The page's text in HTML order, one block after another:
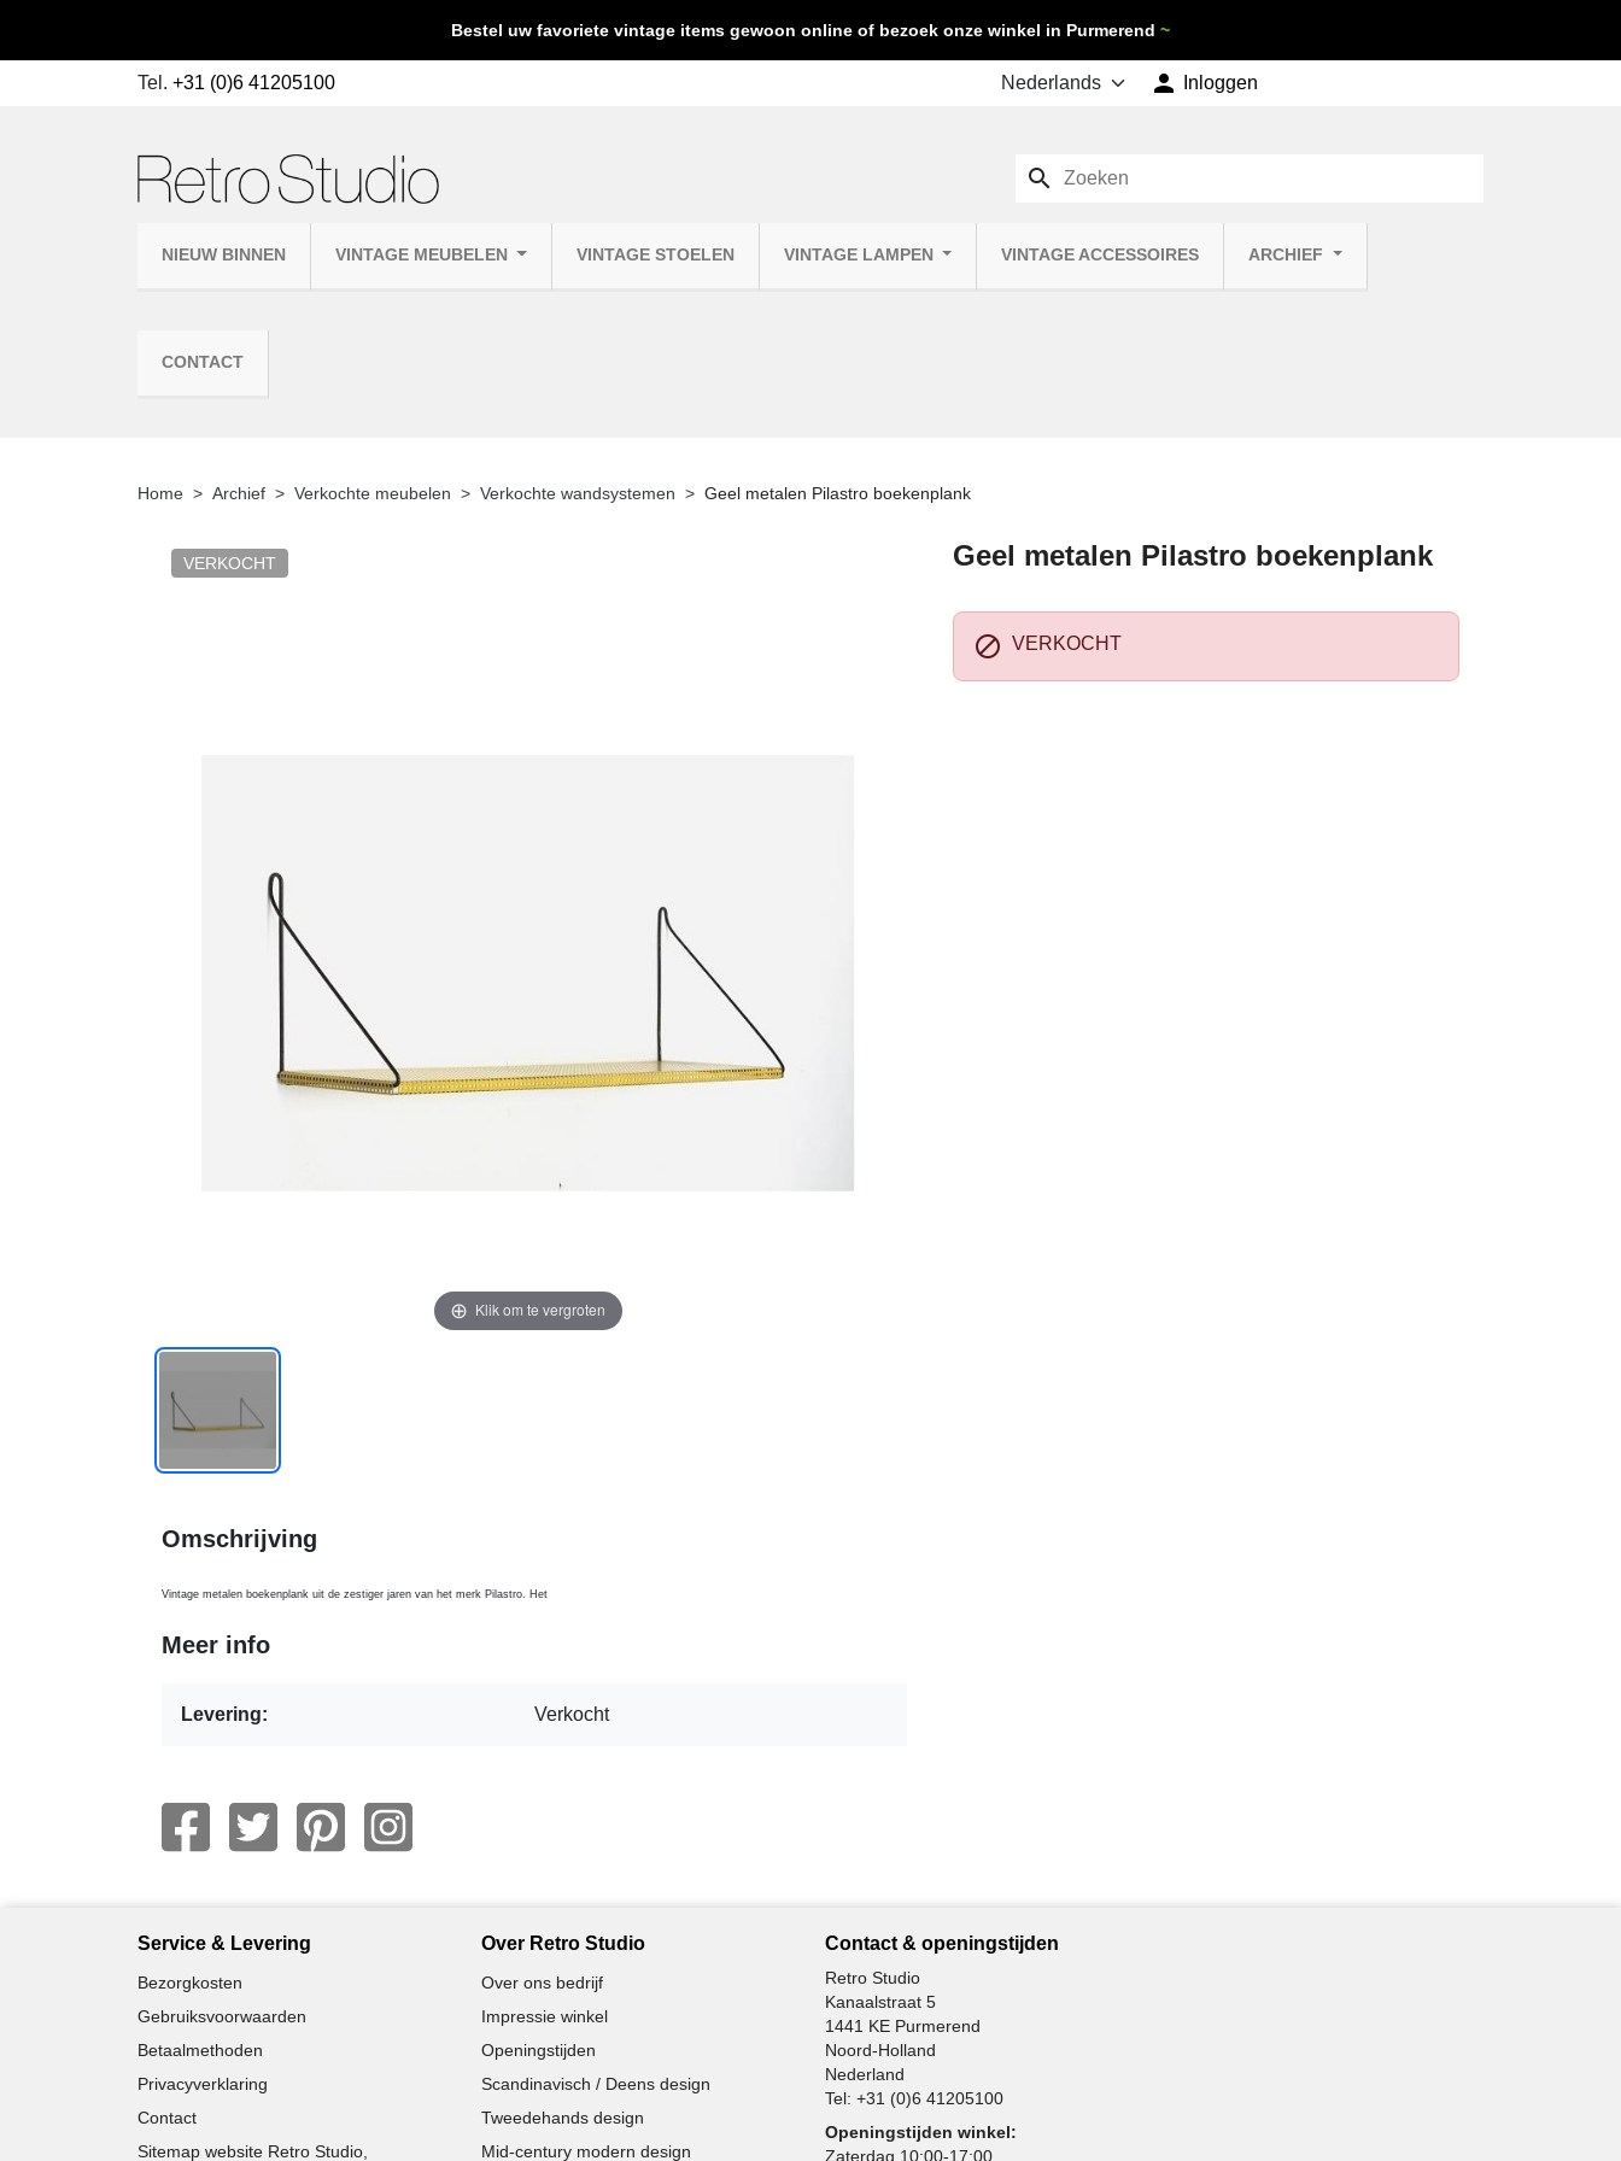
Bestel uw favoriete vintage items gewoon online of bezoek onze winkel in Purmerend ~
Tel. +31 (0)6 41205100  Inloggen
NIEUW BINNEN VINTAGE MEUBELEN VINTAGE STOELEN VINTAGE LAMPEN VINTAGE ACCESSOIRES ARCHIEF
CONTACT
search
Home Archief Verkochte meubelen Verkochte wandsystemen Geel metalen Pilastro boekenplank
VERKOCHT
Klik om te vergroten
Geel metalen Pilastro boekenplank
 VERKOCHT
Omschrijving
Vintage metalen boekenplank uit de zestiger jaren van het merk Pilastro. Het
Meer info
Levering: Verkocht
Service & Levering
Bezorgkosten
Gebruiksvoorwaarden
Betaalmethoden
Privacyverklaring
Contact
Sitemap website Retro Studio,
Over Retro Studio
Over ons bedrijf
Impressie winkel
Openingstijden
Scandinavisch / Deens design
Tweedehands design
Mid-century modern design
Contact & openingstijden
Retro Studio
Kanaalstraat 5
1441 KE Purmerend
Noord-Holland
Nederland
Tel: +31 (0)6 41205100
Openingstijden winkel:
Zaterdag 10:00-17:00